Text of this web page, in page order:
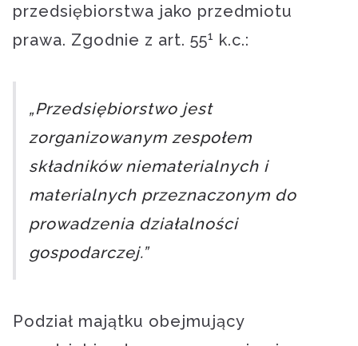
przedsiębiorstwa jako przedmiotu
prawa. Zgodnie z art. 551 k.c.:
„Przedsiębiorstwo jest
zorganizowanym zespołem
składników niematerialnych i
materialnych przeznaczonym do
prowadzenia działalności
gospodarczej.”
Podział majątku obejmujący